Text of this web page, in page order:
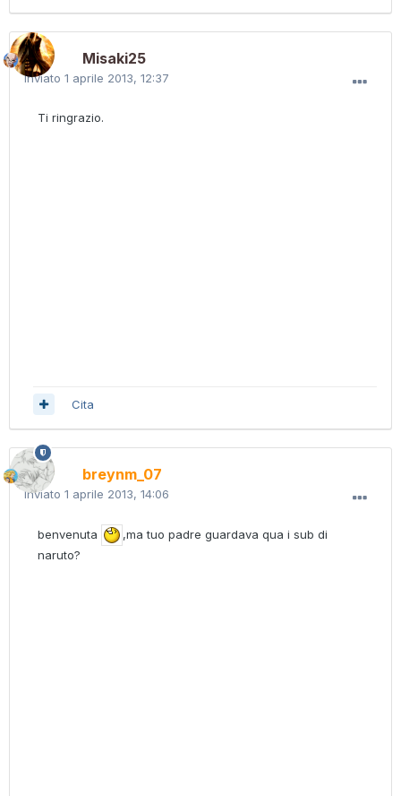
Misaki25
Inviato 1 aprile 2013, 12:37
Ti ringrazio.
Cita
breynm_07
Inviato 1 aprile 2013, 14:06
benvenuta
,ma tuo padre guardava qua i sub di
naruto?